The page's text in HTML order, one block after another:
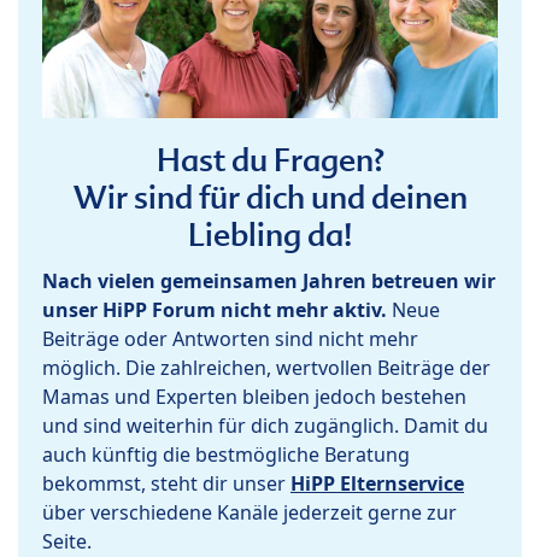
Hast du Fragen?
Wir sind für dich und deinen
Liebling da!
Nach vielen gemeinsamen Jahren betreuen wir
unser HiPP Forum nicht mehr aktiv. Neue
Beiträge oder Antworten sind nicht mehr
möglich. Die zahlreichen, wertvollen Beiträge der
Mamas und Experten bleiben jedoch bestehen
und sind weiterhin für dich zugänglich. Damit du
auch künftig die bestmögliche Beratung
bekommst, steht dir unser HiPP Elternservice
über verschiedene Kanäle jederzeit gerne zur
Seite.